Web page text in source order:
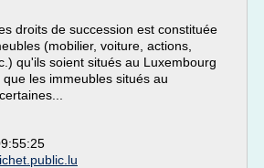
droits de succession est constituée
(mobilier, voiture, actions,
qu'ils soient situés au Luxembourg
les immeubles situés au